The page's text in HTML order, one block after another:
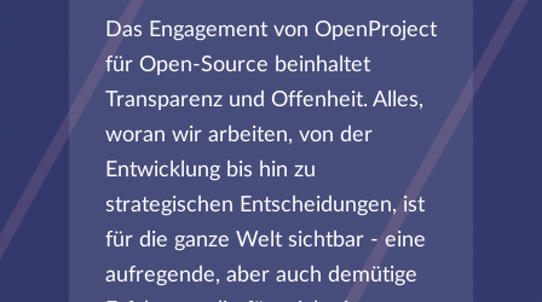
Das Engagement von OpenProject
für Open-Source beinhaltet
Transparenz und Offenheit. Alles,
woran wir arbeiten, von der
Entwicklung bis hin zu
strategischen Entscheidungen, ist
für die ganze Welt sichtbar - eine
aufregende, aber auch demütige